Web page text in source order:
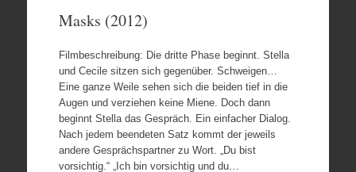
Masks (2012)
Filmbeschreibung: Die dritte Phase beginnt. Stella
und Cecile sitzen sich gegenüber. Schweigen…
Eine ganze Weile sehen sich die beiden tief in die
Augen und verziehen keine Miene. Doch dann
beginnt Stella das Gespräch. Ein einfacher Dialog.
Nach jedem beendeten Satz kommt der jeweils
andere Gesprächspartner zu Wort. „Du bist
vorsichtig.“ „Ich bin vorsichtig und du…